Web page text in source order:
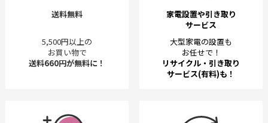
送料無料
5,500円以上の
お買い物で
送料660円が無料に！
家電設置や引き取り
サービス
大型家電の設置も
お任せで！
リサイクル・引き取り
サービス(有料)も！